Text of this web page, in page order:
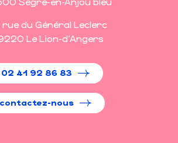
du Général Leclerc
Le Lion-d'Angers
02 41 92 86 83
contactez-nous